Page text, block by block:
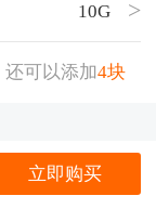
立即购买
10G
还可以添加4块
5M